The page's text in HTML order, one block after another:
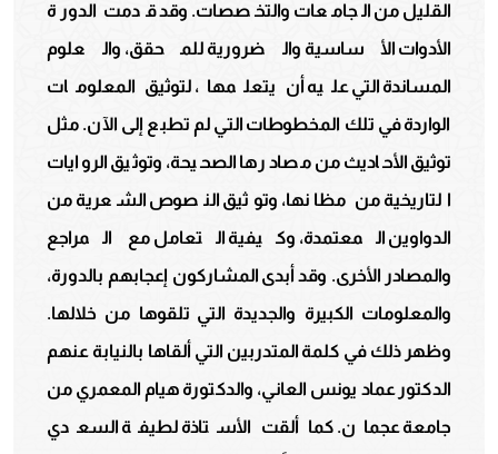
القليل من الجامعات والتخصصات. وقد قدمت الدورة
الأدوات الأساسية والضرورية للمحقق، والعلوم
المساندة التي عليه أن يتعلمها، لتوثيق المعلومات
الواردة في تلك المخطوطات التي لم تطبع إلى الآن. مثل
توثيق الأحاديث من مصادرها الصحيحة، وتوثيق الروايات
التاريخية من مظانها، وتوثيق النصوص الشعرية من
الدواوين المعتمدة، وكيفية التعامل مع المراجع
والمصادر الأخرى. وقد أبدى المشاركون إعجابهم بالدورة،
والمعلومات الكبيرة والجديدة التي تلقوها من خلالها.
وظهر ذلك في كلمة المتدربين التي ألقاها بالنيابة عنهم
الدكتور عماد يونس العاني، والدكتورة هيام المعمري من
جامعة عجمان. كما ألقت الأستاذة لطيفة السعدي